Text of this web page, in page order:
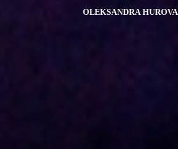
OLEKSANDRA HUROVA